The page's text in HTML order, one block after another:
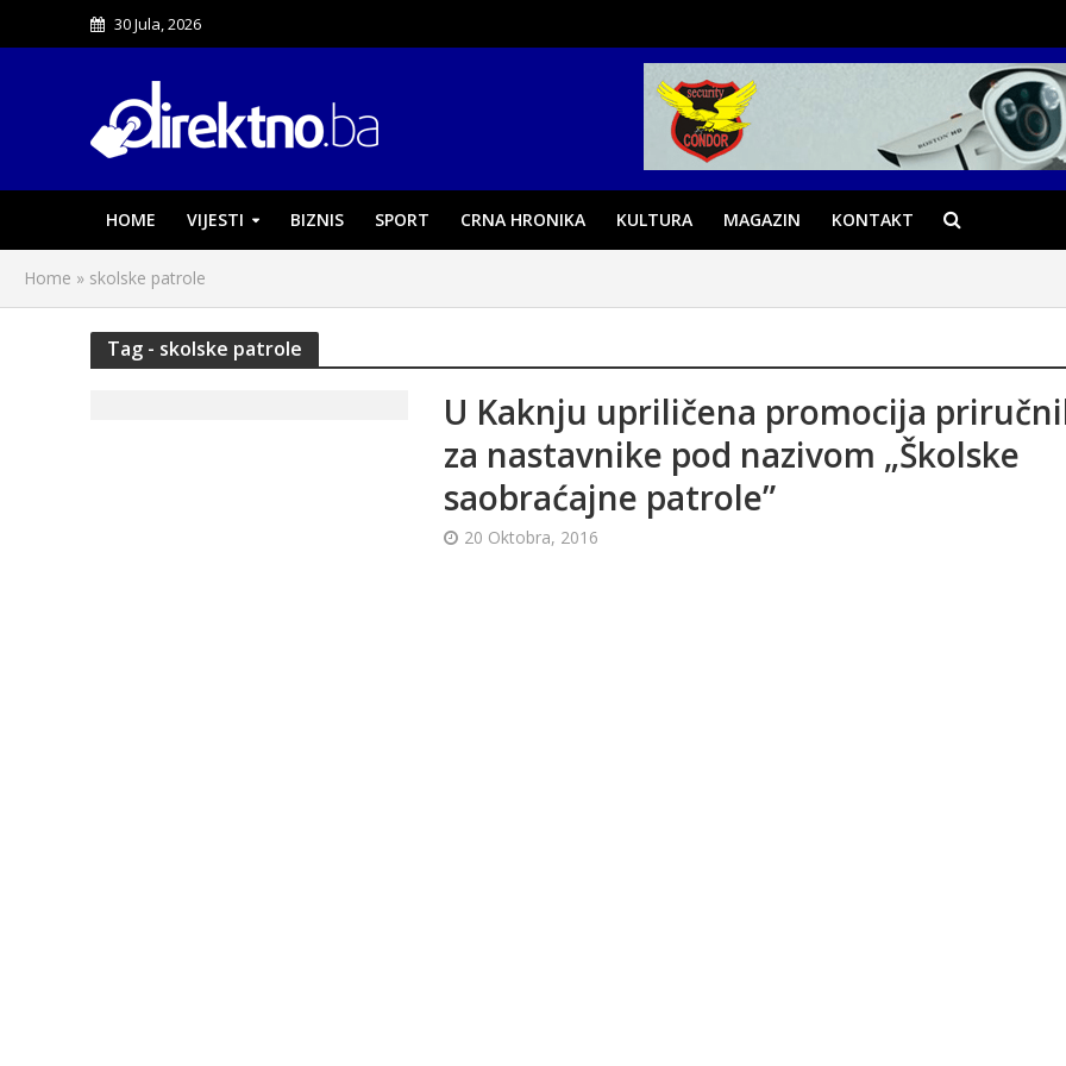
30 Jula, 2026
HOME VIJESTI BIZNIS SPORT CRNA HRONIKA KULTURA MAGAZIN KONTAKT
Home » skolske patrole
Tag - skolske patrole
U Kaknju upriličena promocija
za nastavnike pod nazivom „Školske
saobraćajne patrole”
20 Oktobra, 2016